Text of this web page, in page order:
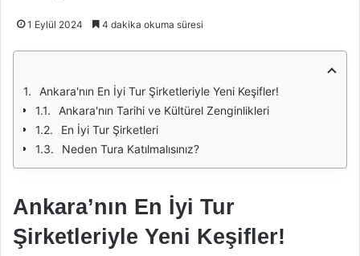
1 Eylül 2024 4 dakika okuma süresi
Ankara'nın En İyi Tur Şirketleriyle Yeni Keşifler!
Ankara'nın Tarihi ve Kültürel Zenginlikleri
En İyi Tur Şirketleri
Neden Tura Katılmalısınız?
Ankara’nın En İyi Tur
Şirketleriyle Yeni Keşifler!